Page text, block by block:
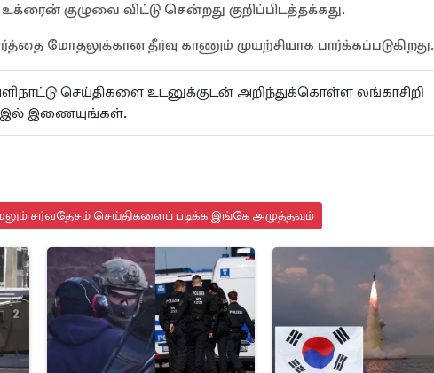
குழுவை விட்டு சென்றது குறிப்பிடத்தக்கது.
மோதலுக்கான தீர்வு காணும் முயற்சியாக பார்க்கப்படுகிறது.
செய்திகளை உடனுக்குடன் அறிந்துக்கொள்ள லங்காசிறி
இல் இணையுங்கள்.
சர்வதேசம் செய்திகளைப் படிக்க இங்கே அழுத்தவும்